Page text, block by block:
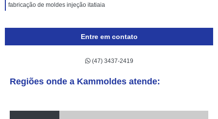
fabricação de moldes injeção itatiaia
Entre em contato
(47) 3437-2419
Regiões onde a Kammoldes atende: